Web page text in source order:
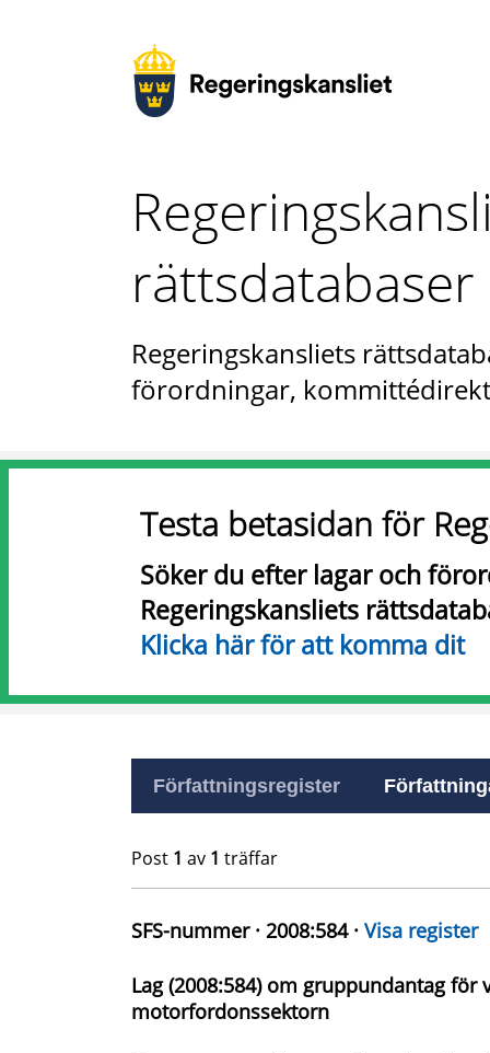
rättsdatabaser
Regeringskansliets
förordningar,
Testa betasidan för
Söker du efter lagar och
Regeringskansliets
Klicka här för att komma dit
Författningsregister
Post 1 av 1 träffar
SFS-nummer · 2008:584 · Visa register
Lag (2008:584) om gruppundantag
motorfordonssektorn